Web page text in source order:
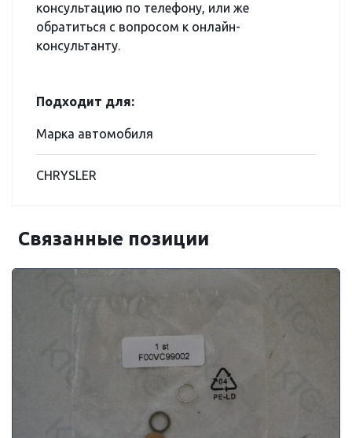
консультацию по телефону, или же
обратиться с вопросом к онлайн-
консультанту.
Подходит для:
Марка автомобиля
CHRYSLER
Связанные позиции